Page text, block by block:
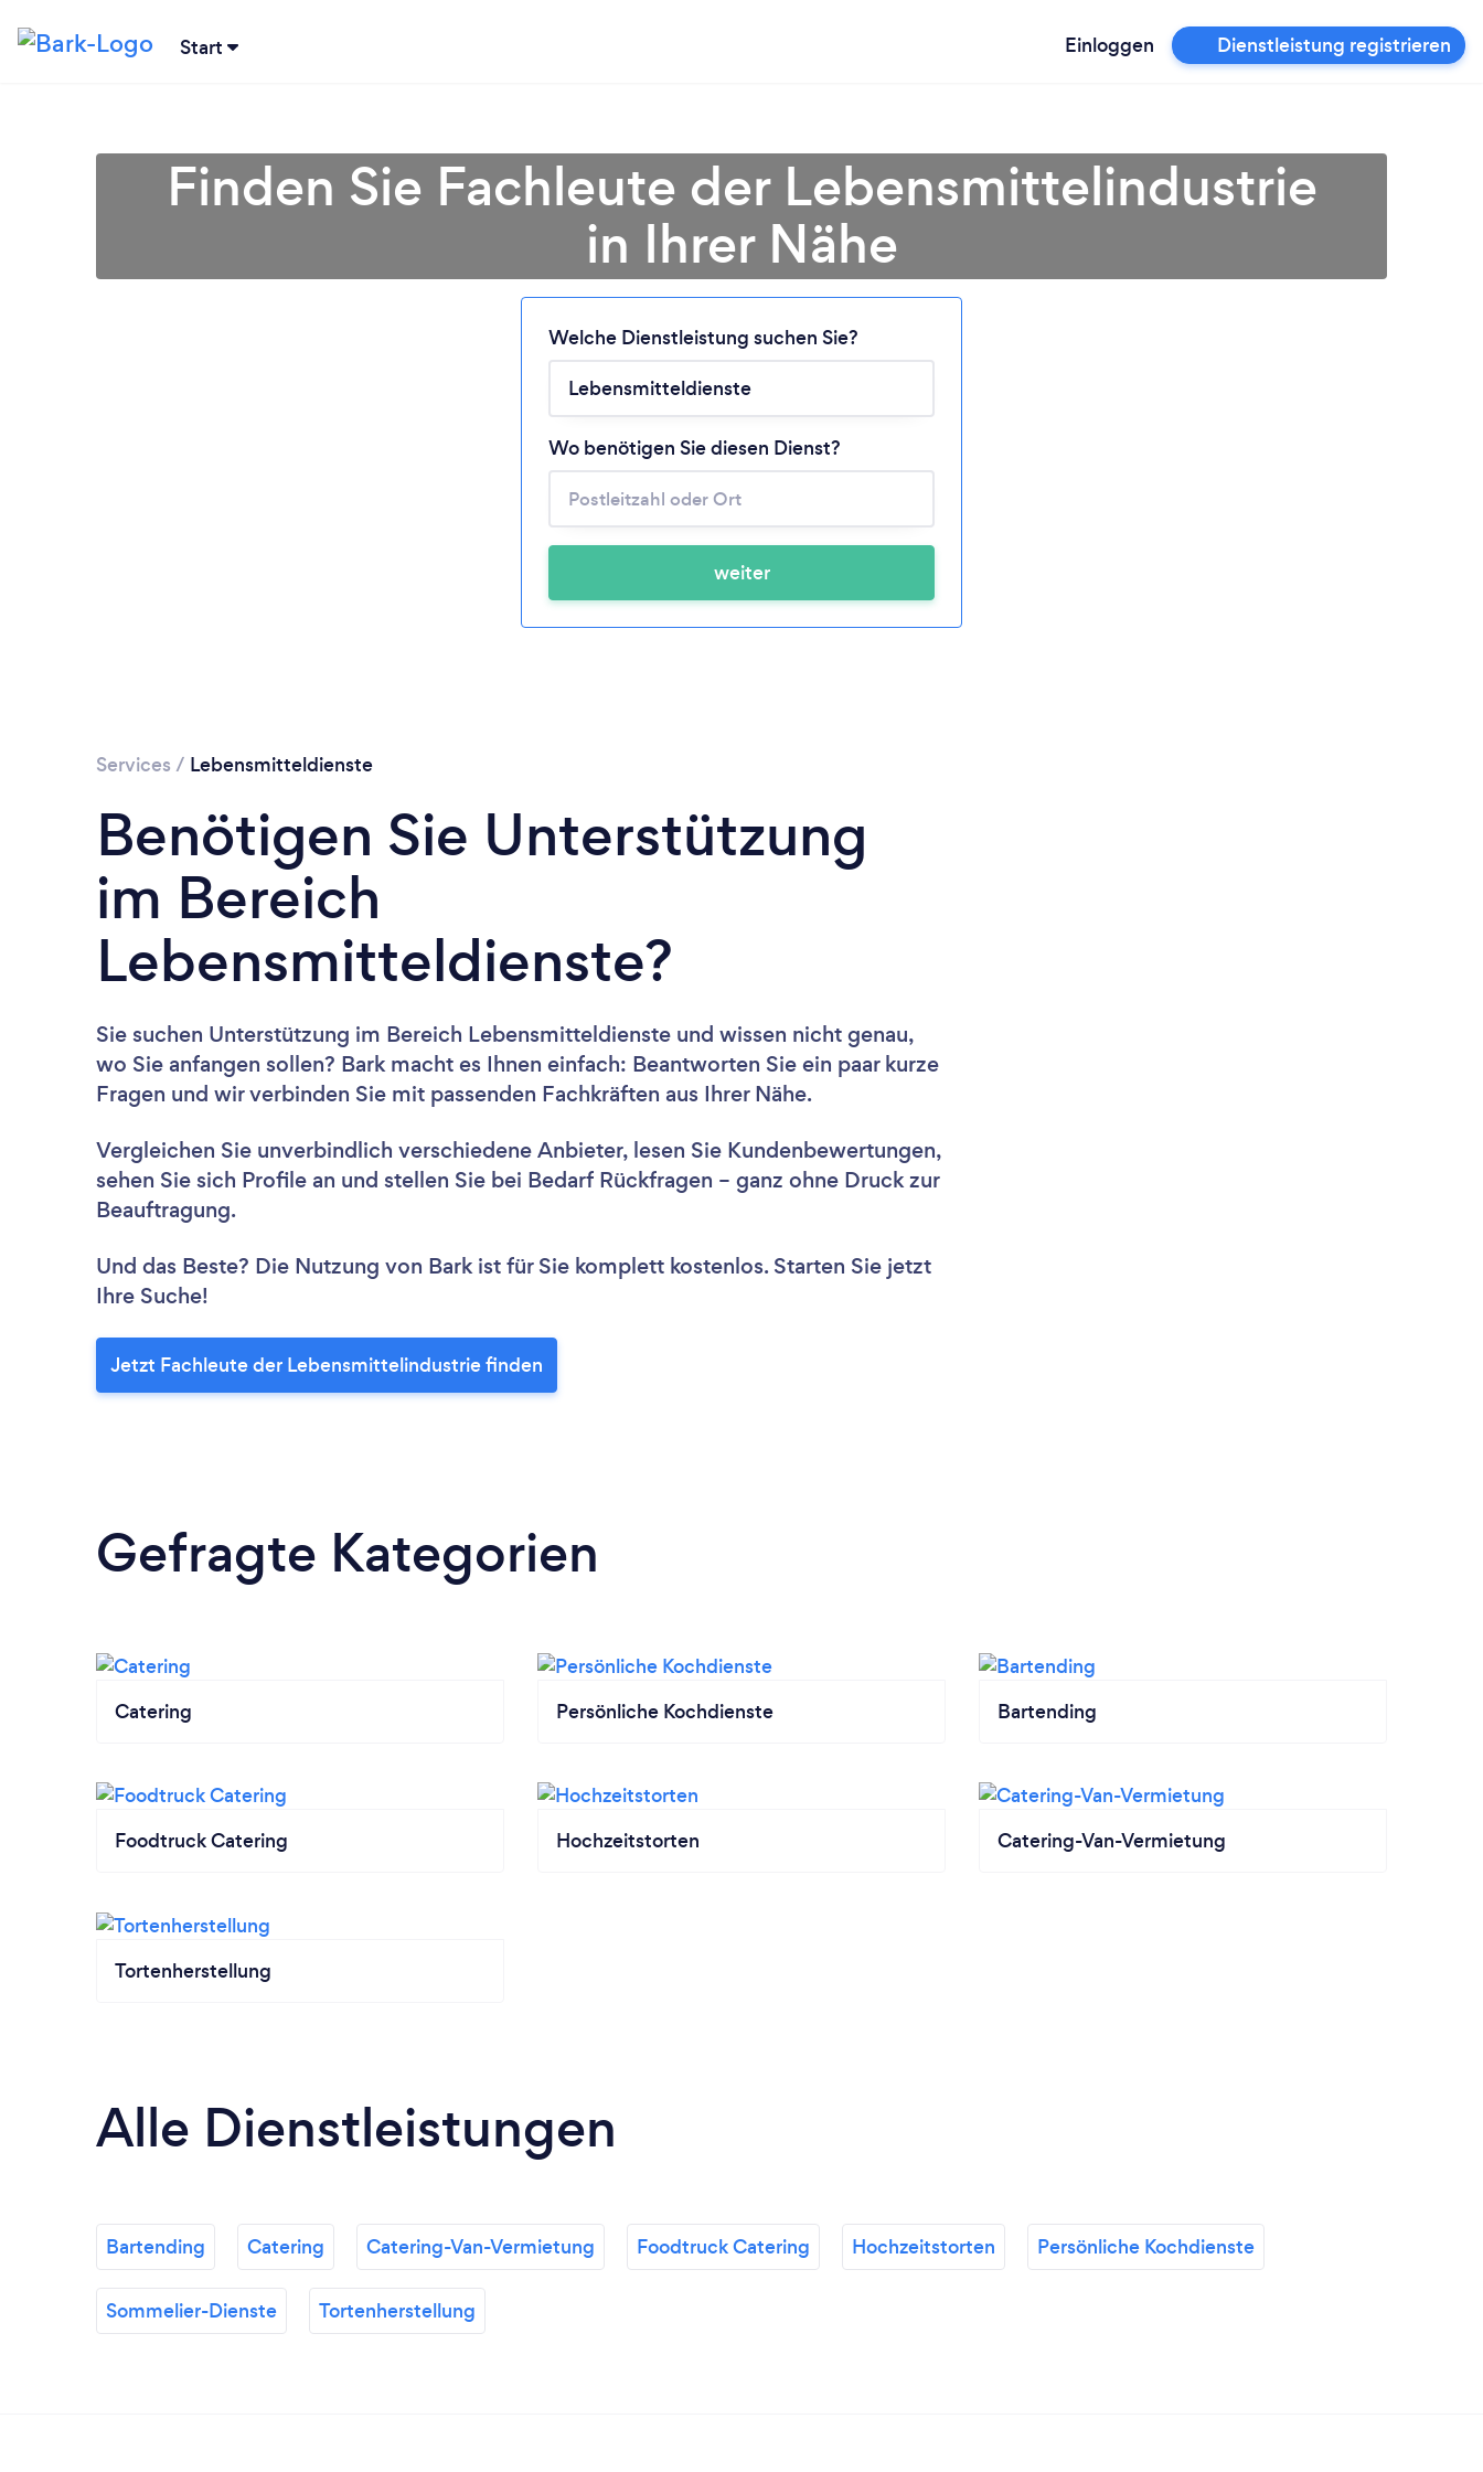
Start Einloggen Dienstleistung registrieren
Lädt ...
Bitte warten ...
Finden Sie Fachleute der Lebensmittelindustrie
in Ihrer Nähe
Welche Dienstleistung suchen Sie?
Wo benötigen Sie diesen Dienst?
weiter
Services / Lebensmitteldienste
Benötigen Sie Unterstützung
im Bereich
Lebensmitteldienste?
Sie suchen Unterstützung im Bereich Lebensmitteldienste und wissen nicht genau,
wo Sie anfangen sollen? Bark macht es Ihnen einfach: Beantworten Sie ein paar kurze
Fragen und wir verbinden Sie mit passenden Fachkräften aus Ihrer Nähe.
Vergleichen Sie unverbindlich verschiedene Anbieter, lesen Sie Kundenbewertungen,
sehen Sie sich Profile an und stellen Sie bei Bedarf Rückfragen – ganz ohne Druck zur
Beauftragung.
Und das Beste? Die Nutzung von Bark ist für Sie komplett kostenlos. Starten Sie jetzt
Ihre Suche!
Jetzt Fachleute der Lebensmittelindustrie finden
Gefragte Kategorien
Catering Persönliche Kochdienste Bartending
Foodtruck Catering Hochzeitstorten Catering-Van-Vermietung
Tortenherstellung
Alle Dienstleistungen
Bartending Catering Catering-Van-Vermietung Foodtruck Catering Hochzeitstorten Persönliche Kochdienste
Sommelier-Dienste Tortenherstellung